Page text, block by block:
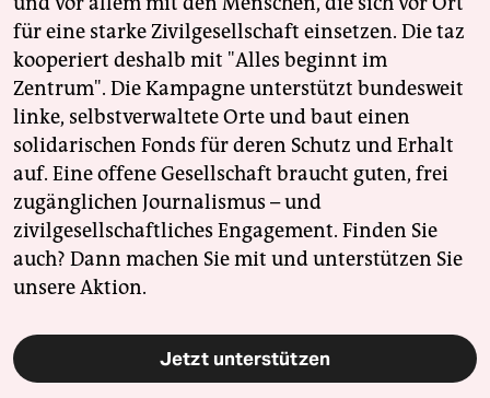
für eine starke Zivilgesellschaft einsetzen. Die taz
kooperiert deshalb mit "Alles beginnt im
Zentrum". Die Kampagne unterstützt bundesweit
linke, selbstverwaltete Orte und baut einen
solidarischen Fonds für deren Schutz und Erhalt
auf. Eine offene Gesellschaft braucht guten, frei
zugänglichen Journalismus – und
zivilgesellschaftliches Engagement. Finden Sie
auch? Dann machen Sie mit und unterstützen Sie
unsere Aktion.
Jetzt unterstützen